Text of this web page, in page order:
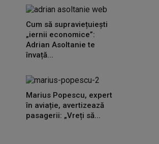
Cum să supraviețuiești
„iernii economice”:
Adrian Asoltanie te
învață...
Marius Popescu, expert
în aviație, avertizează
pasagerii: „Vreți să...